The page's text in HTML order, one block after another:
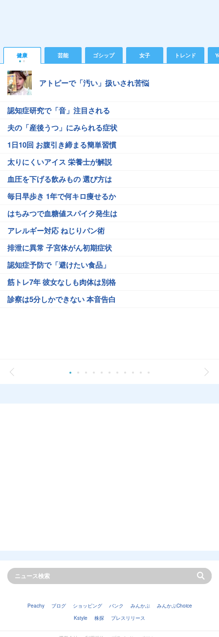
健康 芸能 ゴシップ 女子 トレンド
アトピーで「汚い」扱いされ苦悩
認知症研究で「音」注目される
夫の「産後うつ」にみられる症状
1日10回 お腹引き締まる簡単習慣
太りにくいアイス 栄養士が解説
血圧を下げる飲みもの 選び方は
毎日早歩き 1年で何キロ痩せるか
はちみつで血糖値スパイク発生は
アレルギー対応 ねじりパン術
排泄に異常 子宮体がん初期症状
認知症予防で「避けたい食品」
筋トレ7年 彼女なしも肉体は別格
診察は5分しかできない 本音告白
Peachy ブログ ショッピング バンク みんかぶ
みんかぶChoice
Kstyle
株探 プレスリリース